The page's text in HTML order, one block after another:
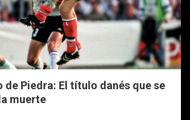
de Piedra: El título danés que se
muerte